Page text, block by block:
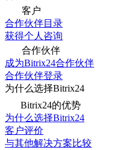
客户
合作伙伴目录
获得个人咨询
合作伙伴
成为Bitrix24合作伙伴
合作伙伴登录
为什么选择Bitrix24
Bitrix24的优势
为什么选择Bitrix24
客户评价
与其他解决方案比较